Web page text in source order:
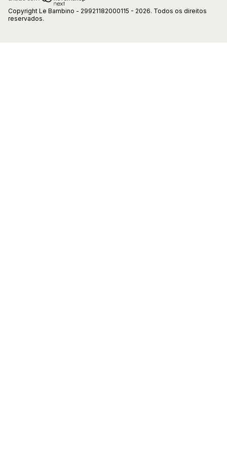
Copyright Le Bambino - 29921182000115 - 2026. Todos os direitos
reservados.